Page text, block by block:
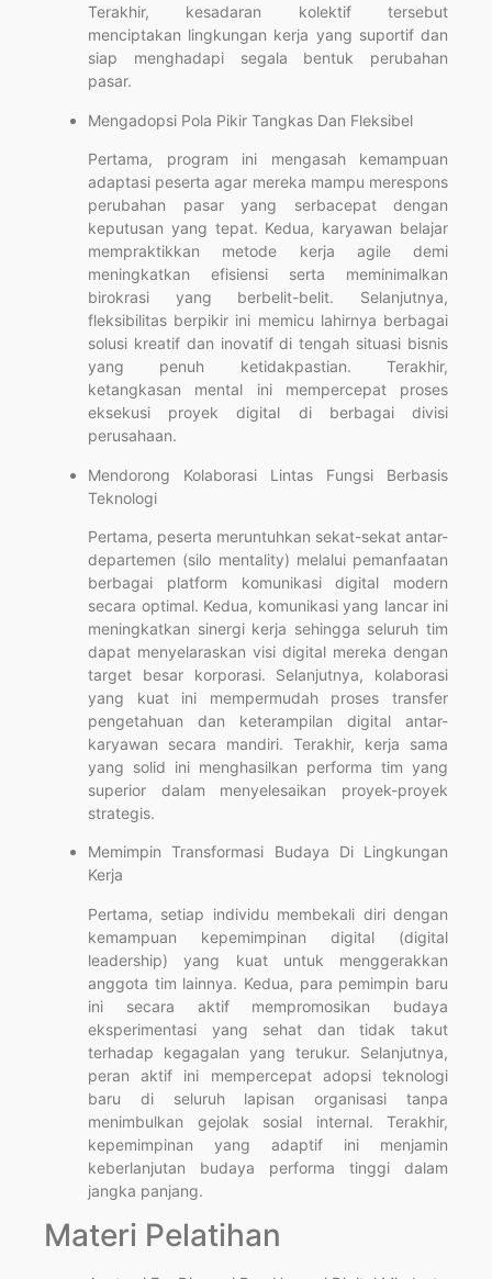
Terakhir, kesadaran kolektif tersebut
menciptakan lingkungan kerja yang suportif dan
siap menghadapi segala bentuk perubahan
pasar.
Mengadopsi Pola Pikir Tangkas Dan Fleksibel
Pertama, program ini mengasah kemampuan
adaptasi peserta agar mereka mampu merespons
perubahan pasar yang serbacepat dengan
keputusan yang tepat. Kedua, karyawan belajar
mempraktikkan metode kerja agile demi
meningkatkan efisiensi serta meminimalkan
birokrasi yang berbelit-belit. Selanjutnya,
fleksibilitas berpikir ini memicu lahirnya berbagai
solusi kreatif dan inovatif di tengah situasi bisnis
yang penuh ketidakpastian. Terakhir,
ketangkasan mental ini mempercepat proses
eksekusi proyek digital di berbagai divisi
perusahaan.
Mendorong Kolaborasi Lintas Fungsi Berbasis
Teknologi
Pertama, peserta meruntuhkan sekat-sekat antar-
departemen (silo mentality) melalui pemanfaatan
berbagai platform komunikasi digital modern
secara optimal. Kedua, komunikasi yang lancar ini
meningkatkan sinergi kerja sehingga seluruh tim
dapat menyelaraskan visi digital mereka dengan
target besar korporasi. Selanjutnya, kolaborasi
yang kuat ini mempermudah proses transfer
pengetahuan dan keterampilan digital antar-
karyawan secara mandiri. Terakhir, kerja sama
yang solid ini menghasilkan performa tim yang
superior dalam menyelesaikan proyek-proyek
strategis.
Memimpin Transformasi Budaya Di Lingkungan
Kerja
Pertama, setiap individu membekali diri dengan
kemampuan kepemimpinan digital (digital
leadership) yang kuat untuk menggerakkan
anggota tim lainnya. Kedua, para pemimpin baru
ini secara aktif mempromosikan budaya
eksperimentasi yang sehat dan tidak takut
terhadap kegagalan yang terukur. Selanjutnya,
peran aktif ini mempercepat adopsi teknologi
baru di seluruh lapisan organisasi tanpa
menimbulkan gejolak sosial internal. Terakhir,
kepemimpinan yang adaptif ini menjamin
keberlanjutan budaya performa tinggi dalam
jangka panjang.
Materi Pelatihan